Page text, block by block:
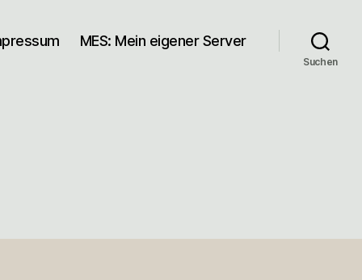
MES: Mein eigener Server
Suchen